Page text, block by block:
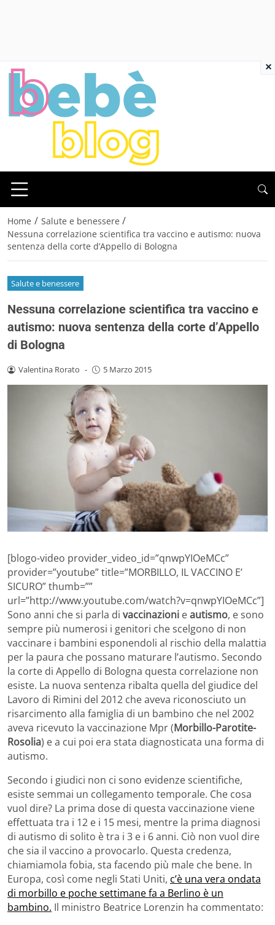
Home / Salute e benessere /
Nessuna correlazione scientifica tra vaccino e autismo: nuova
sentenza della corte d’Appello di Bologna
Salute e benessere
Nessuna correlazione scientifica tra vaccino e
autismo: nuova sentenza della corte d’Appello
di Bologna
Valentina Rorato - 5 Marzo 2015
[blogo-video provider_video_id=”qnwpYIOeMCc”
provider=”youtube” title=”MORBILLO, IL VACCINO E’
SICURO” thumb=””
url=”http://www.youtube.com/watch?v=qnwpYIOeMCc”]
Sono anni che si parla di vaccinazioni eautismo, e sono
sempre più numerosi i genitori che scelgono di non
vaccinare i bambini esponendoli al rischio della malattia
per la paura che possano maturare l’autismo. Secondo
la corte di Appello di Bologna questa correlazione non
esiste. La nuova sentenza ribalta quella del giudice del
Lavoro di Rimini del 2012 che aveva riconosciuto un
risarcimento alla famiglia di un bambino che nel 2002
aveva ricevuto la vaccinazione Mpr (Morbillo-Parotite-
Rosolia) e a cui poi era stata diagnosticata una forma di
autismo.
Secondo i giudici non ci sono evidenze scientifiche,
esiste semmai un collegamento temporale. Che cosa
vuol dire? La prima dose di questa vaccinazione viene
effettuata tra i 12 e i 15 mesi, mentre la prima diagnosi
di autismo di solito è tra i 3 e i 6 anni. Ciò non vuol dire
che sia il vaccino a provocarlo. Questa credenza,
chiamiamola fobia, sta facendo più male che bene. In
Europa, così come negli Stati Uniti, c’è una vera ondata
di morbillo e poche settimane fa a Berlino è un
bambino. Il ministro Beatrice Lorenzin ha commentato:
×